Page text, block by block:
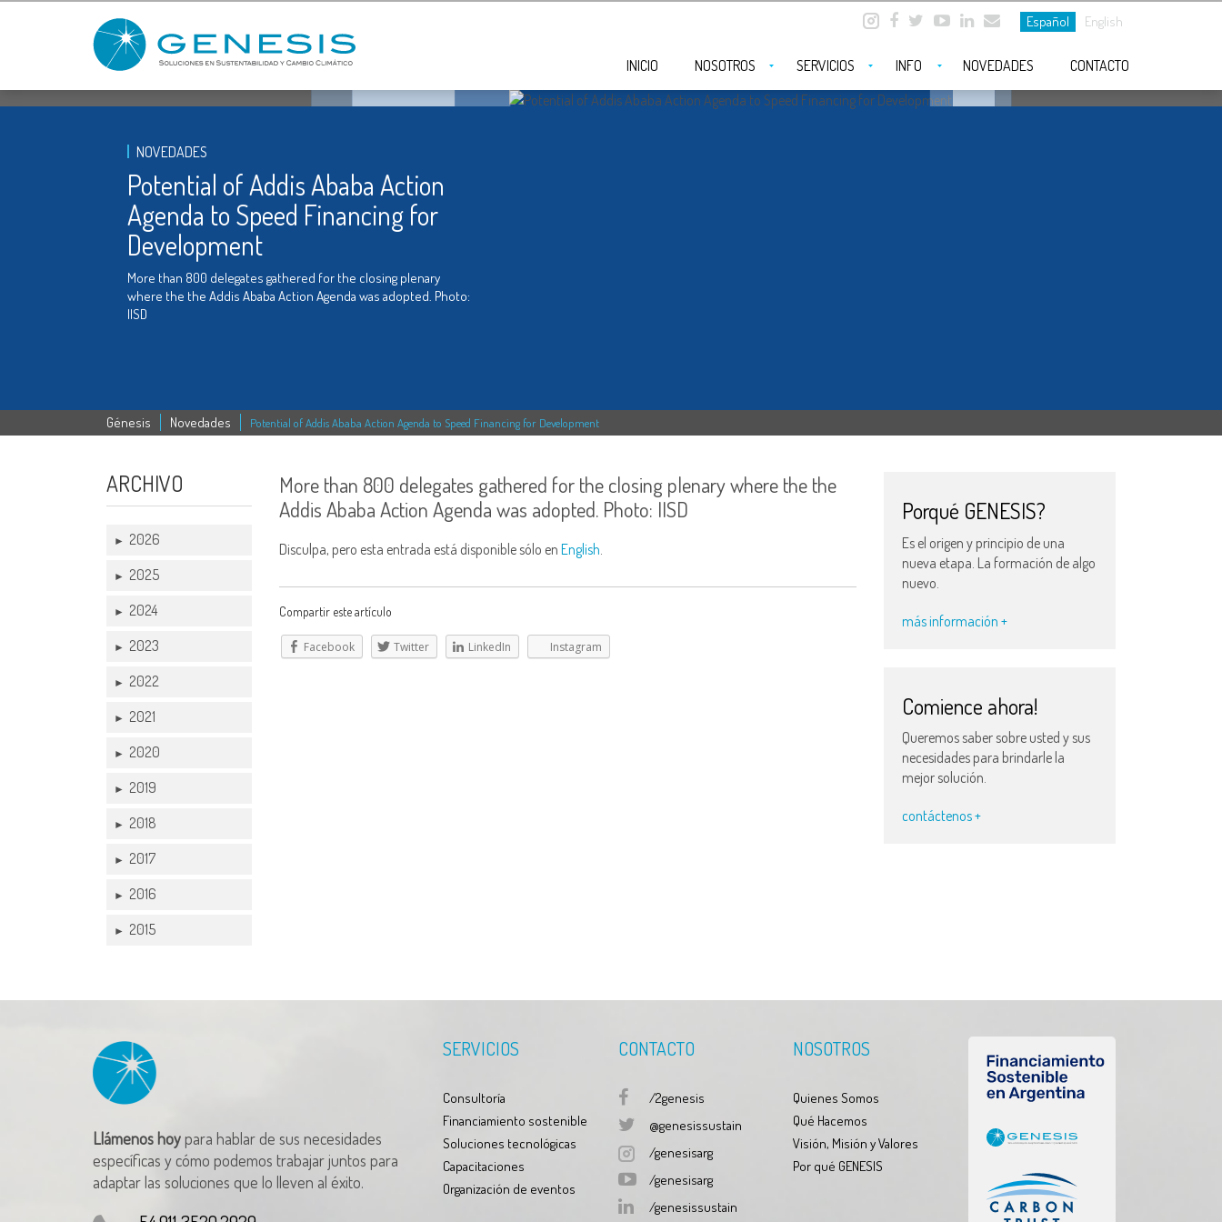
Español English
INICIO NOSOTROS SERVICIOS INFO NOVEDADES CONTACTO
NOVEDADES
Potential of Addis Ababa Action
Agenda to Speed Financing for
Development
More than 800 delegates gathered for the closing plenary
where the the Addis Ababa Action Agenda was adopted. Photo:
IISD
Génesis Novedades Potential of Addis Ababa Action Agenda to Speed Financing for Development
ARCHIVO
► 2026
► 2025
► 2024
► 2023
► 2022
► 2021
► 2020
► 2019
► 2018
► 2017
► 2016
► 2015
More than 800 delegates gathered for the closing plenary where the the
Addis Ababa Action Agenda was adopted. Photo: IISD
Disculpa, pero esta entrada está disponible sólo en English.
Compartir este artículo
Facebook Twitter LinkedIn Instagram
Porqué GENESIS?
Es el origen y principio de una
nueva etapa. La formación de algo
nuevo.
más información +
Comience ahora!
Queremos saber sobre usted y sus
necesidades para brindarle la
mejor solución.
contáctenos +
Llámenos hoypara hablar de sus necesidades
específicas y cómo podemos trabajar juntos para
adaptar las soluciones que lo lleven al éxito.
SERVICIOS
Consultoría
Financiamiento sostenible
Soluciones tecnológicas
Capacitaciones
Organización de eventos
CONTACTO
/2genesis
@genesissustain
/genesisarg
/genesisarg
/genesissustain
NOSOTROS
Quienes Somos
Qué Hacemos
Visión, Misión y Valores
Por qué GENESIS